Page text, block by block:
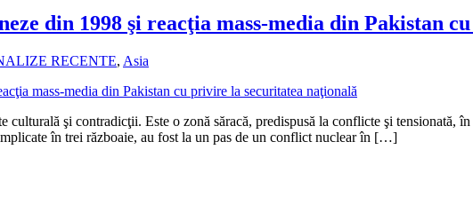
din 1998 şi reacţia mass-media din Pakistan
RECENTE, Asia
culturală şi contradicţii. Este o zonă săracă, predispusă la conflicte şi tensionată,
în trei războaie, au fost la un pas de un conflict nuclear în […]